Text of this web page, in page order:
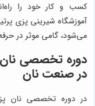
کسب و کار خود را
آموزشگاه شیرینی پزی
می‌شود، گامی موثر در
دوره تخصصی
در صنعت نان
در دوره تخصصی نان